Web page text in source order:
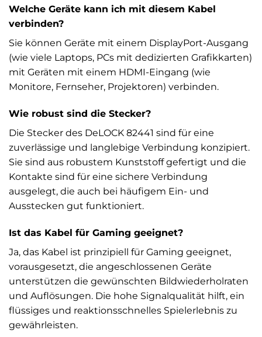
Welche Geräte kann ich mit diesem Kabel
verbinden?
Sie können Geräte mit einem DisplayPort-Ausgang
(wie viele Laptops, PCs mit dedizierten Grafikkarten)
mit Geräten mit einem HDMI-Eingang (wie
Monitore, Fernseher, Projektoren) verbinden.
Wie robust sind die Stecker?
Die Stecker des DeLOCK 82441 sind für eine
zuverlässige und langlebige Verbindung konzipiert.
Sie sind aus robustem Kunststoff gefertigt und die
Kontakte sind für eine sichere Verbindung
ausgelegt, die auch bei häufigem Ein- und
Ausstecken gut funktioniert.
Ist das Kabel für Gaming geeignet?
Ja, das Kabel ist prinzipiell für Gaming geeignet,
vorausgesetzt, die angeschlossenen Geräte
unterstützen die gewünschten Bildwiederholraten
und Auflösungen. Die hohe Signalqualität hilft, ein
flüssiges und reaktionsschnelles Spielerlebnis zu
gewährleisten.